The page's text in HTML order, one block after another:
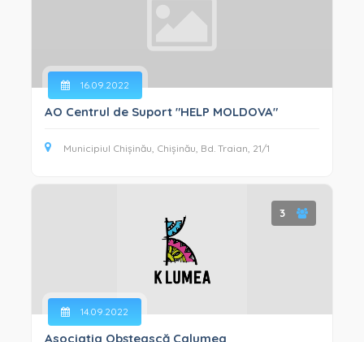
16.09.2022
AO Centrul de Suport "HELP MOLDOVA"
Municipiul Chișinău, Chișinău, Bd. Traian, 21/1
3
14.09.2022
Asociația Obștească Calumea